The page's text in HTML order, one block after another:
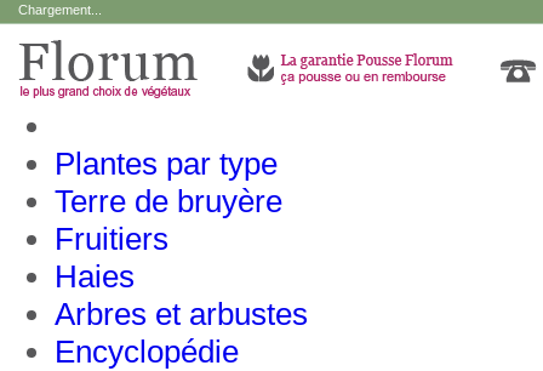
Chargement...
Plantes par type
Terre de bruyère
Fruitiers
Haies
Arbres et arbustes
Encyclopédie